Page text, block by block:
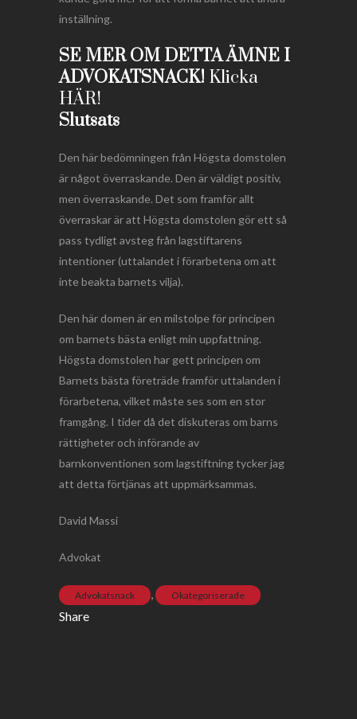
inställning.
SE MER OM DETTA ÄMNE I
ADVOKATSNACK! Klicka
HÄR!
Slutsats
Den här bedömningen från Högsta domstolen
är något överraskande. Den är väldigt positiv,
men överraskande. Det som framför allt
överraskar är att Högsta domstolen gör ett så
pass tydligt avsteg från lagstiftarens
intentioner (uttalandet i förarbetena om att
inte beakta barnets vilja).
Den här domen är en milstolpe för principen
om barnets bästa enligt min uppfattning.
Högsta domstolen har gett principen om
Barnets bästa företräde framför uttalanden i
förarbetena, vilket måste ses som en stor
framgång. I tider då det diskuteras om barns
rättigheter och införande av
barnkonventionen som lagstiftning tycker jag
att detta förtjänas att uppmärksammas.
David Massi
Advokat
Advokatsnack , Okategoriserade
Share